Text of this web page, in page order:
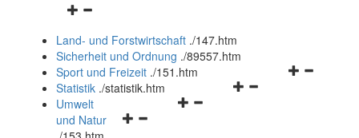
Navigationsmenü
und
schließen
Land- und Forstwirtschaft ./147.htm
Sicherheit und Ordnung ./89557.htm
Navigationsmenü
Sport und Freizeit ./151.htm
Navigationsmenü
Statistik ./statistik.htm
Navigationsmenü
Umwelt
und Natur